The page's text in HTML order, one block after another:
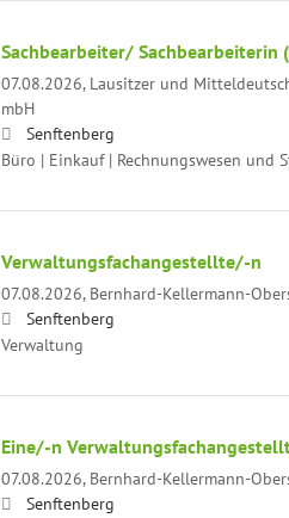
Sachbearbeiter/
07.08.2026, Lausitzer und
mbH
Senftenberg
Büro | Einkauf | Rechnungswesen und
Verwaltungsfachangestellte/-n
07.08.2026, Bernhard-Kellermann-
Senftenberg
Verwaltung
Eine/-n
07.08.2026, Bernhard-Kellermann-
Senftenberg